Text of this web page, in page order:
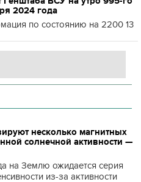
2024 года
по состоянию на 2200 13
несколько магнитных
солнечной активности —
на Землю ожидается серия
из-за активности